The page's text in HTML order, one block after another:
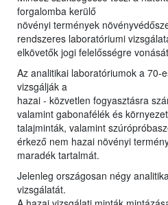
forgalomba kerülő
növényi termények
rendszeres laboratóriumi
elkövetők jogi felelősségre
Az analitikai laboratóriumok a 70-
vizsgálják a
hazai - közvetlen fogyasztásra
valamint gabonafélék és
talajminták, valamint
érkező nem hazai növényi
maradék tartalmát.
Jelenleg országosan négy
vizsgálatát.